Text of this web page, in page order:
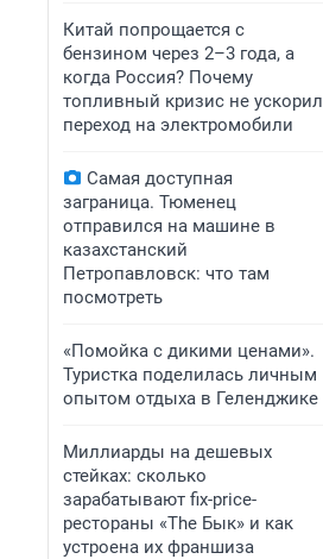
Китай попрощается с
бензином через 2–3 года, а
когда Россия? Почему
топливный кризис не ускорил
переход на электромобили
Самая доступная
заграница. Тюменец
отправился на машине в
казахстанский
Петропавловск: что там
посмотреть
«Помойка с дикими ценами».
Туристка поделилась личным
опытом отдыха в Геленджике
Миллиарды на дешевых
стейках: сколько
зарабатывают fix-price-
рестораны «The Бык» и как
устроена их франшиза